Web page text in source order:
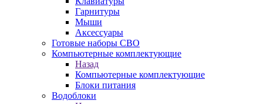
Гарнитуры
Мыши
Аксессуары
Готовые наборы СВО
Компьютерные комплектующие
Назад
Компьютерные комплектующие
Блоки питания
Водоблоки